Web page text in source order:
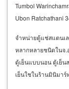
Tumbol
Ubon Ratchathani
จำหน่ายตู้แช่สแตนเ
หลากหลายชนิดในจ.
ตู้เย็นแบบนอน ตู้เย็น
เย็นใชในร้านมินิมา